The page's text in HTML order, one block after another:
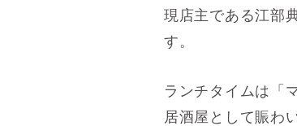
現店主である江部
す。
ランチタイムは「
居酒屋として賑わ